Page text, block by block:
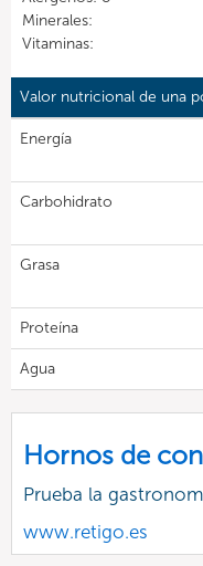
Minerales:
Vitaminas:
Valor nutricional de una
Energía
Carbohidrato
Grasa
Proteína
Agua
Hornos de
Prueba la
www.retigo.es